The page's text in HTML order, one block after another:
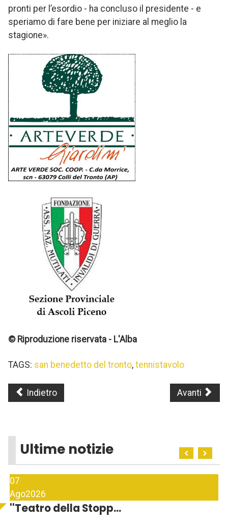
pronti per l’esordio - ha concluso il presidente - e
speriamo di fare bene per iniziare al meglio la
stagione».
© Riproduzione riservata - L'Alba
TAGS: san benedetto del tronto, tennistavolo
Indietro Avanti
Ultime notizie
07
Ago2026
''Teatro della Stopp...